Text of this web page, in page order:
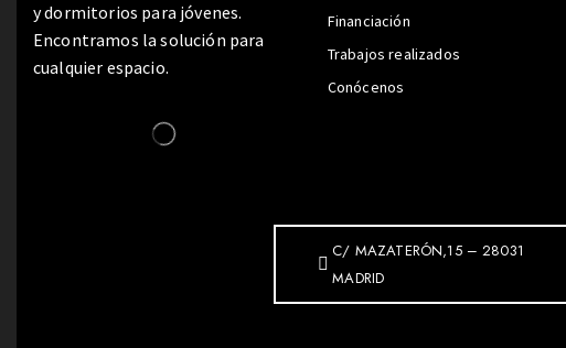
y dormitorios para jóvenes.
Encontramos la solución para
cualquier espacio.
Financiación
Trabajos realizados
Conócenos
C/ MAZATERÓN,15 – 28031
MADRID